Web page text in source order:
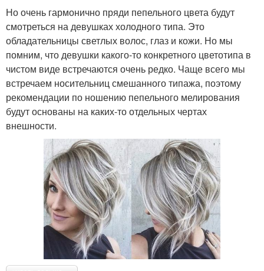
Но очень гармонично пряди пепельного цвета будут
смотреться на девушках холодного типа. Это
обладательницы светлых волос, глаз и кожи. Но мы
помним, что девушки какого-то конкретного цветотипа в
чистом виде встречаются очень редко. Чаще всего мы
встречаем носительниц смешанного типажа, поэтому
рекомендации по ношению пепельного мелирования
будут основаны на каких-то отдельных чертах
внешности.